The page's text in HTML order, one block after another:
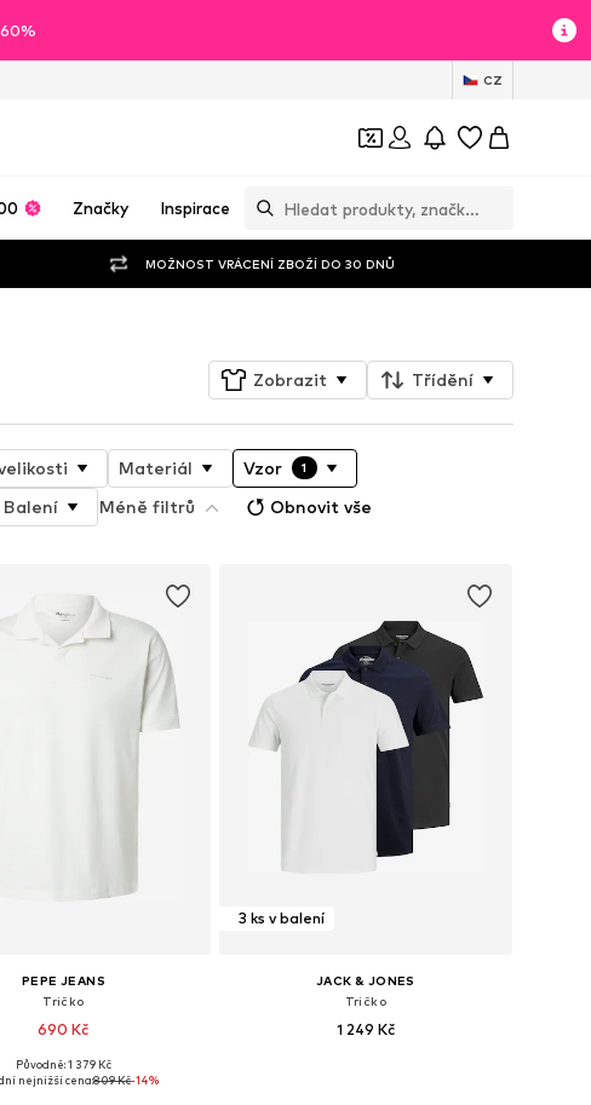
CZ
Značky Inspirace
MOŽNOST VRÁCENÍ ZBOŽÍ DO 30 DNŮ
Zobrazit Třídění
Materiál Vzor 1
Balení Méně filtrů Obnovit vše
PEPE JEANS
Tričko
690 Kč
velikosti: S, M, L, XL
Původně: 1 379 Kč
nejnižší cena:809 Kč-14%
3 ks v balení
JACK & JONES
Tričko
1 249 Kč